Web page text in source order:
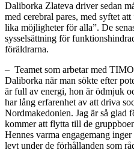
Daliborka Zlateva driver sedan
med cerebral pares, med syftet
lika möjligheter för alla”. De
sysselsättning för
föräldrarna.
– Teamet som arbetar med
Daliborka när man sökte efter
är full av energi, hon är ödmjuk
har lång erfarenhet av att driva
Nordmakedonien. Jag är så glad
kommer att flytta till de
Hennes varma engagemang
levt under de förhållanden som